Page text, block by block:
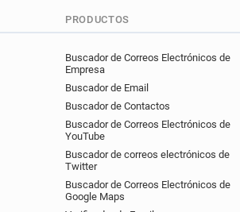
PRODUCTOS
Buscador de Correos Electrónicos de
Empresa
Buscador de Email
Buscador de Contactos
Buscador de Correos Electrónicos de
YouTube
Buscador de correos electrónicos de
Twitter
Buscador de Correos Electrónicos de
Google Maps